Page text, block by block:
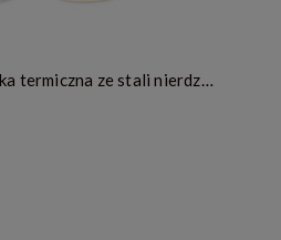
Konges Slojd - butelka termiczna ze stali nierdzewnej - BON COEUR COLORÉ